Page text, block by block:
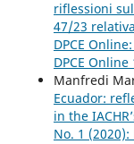
riflessioni
47/23
DPCE
DPCE Online
Manfredi
Ecuador:
in the
No. 1 (2020):